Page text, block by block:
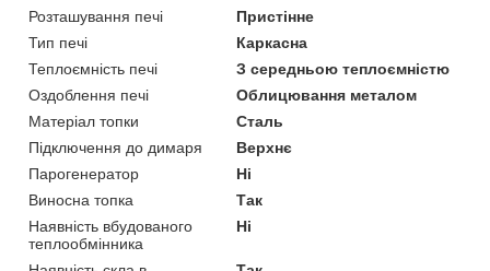
Розташування печі
Пристінне
Тип печі
Каркасна
Теплоємність печі
З середньою теплоємністю
Оздоблення печі
Облицювання металом
Матеріал топки
Сталь
Підключення до димаря
Верхнє
Парогенератор
Ні
Виносна топка
Так
Наявність вбудованого
теплообмінника
Ні